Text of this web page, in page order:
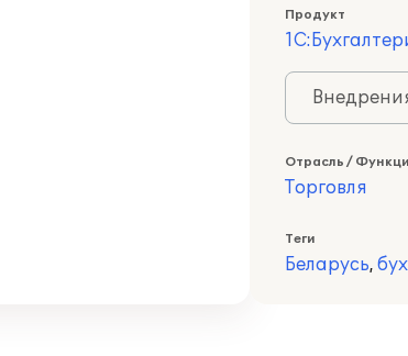
Продукт
Отрасль /
Торговля
Теги
Беларусь,